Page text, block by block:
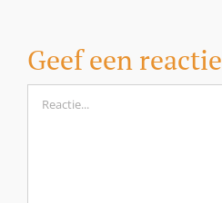
Geef een reactie